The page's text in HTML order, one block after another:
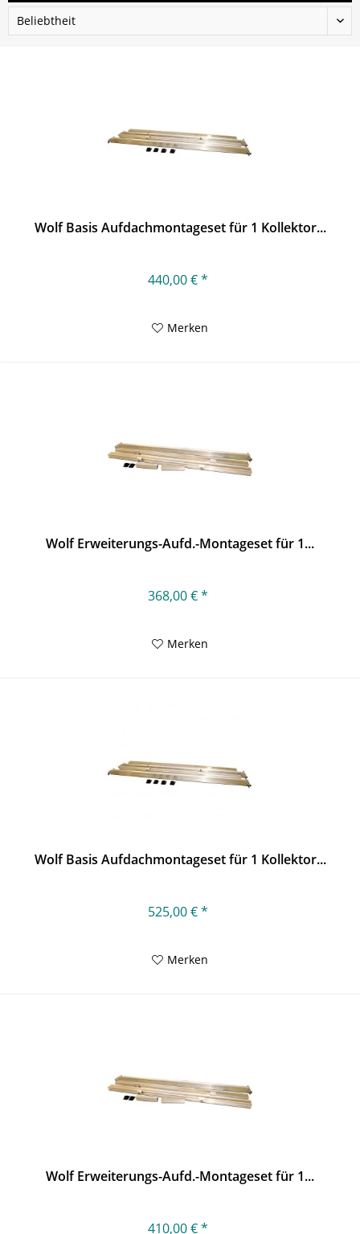
Wolf Basis Aufdachmontageset für 1 Kollektor...
440,00 € *
Merken
Wolf Erweiterungs-Aufd.-Montageset für 1...
368,00 € *
Merken
Wolf Basis Aufdachmontageset für 1 Kollektor...
525,00 € *
Merken
Wolf Erweiterungs-Aufd.-Montageset für 1...
410,00 € *